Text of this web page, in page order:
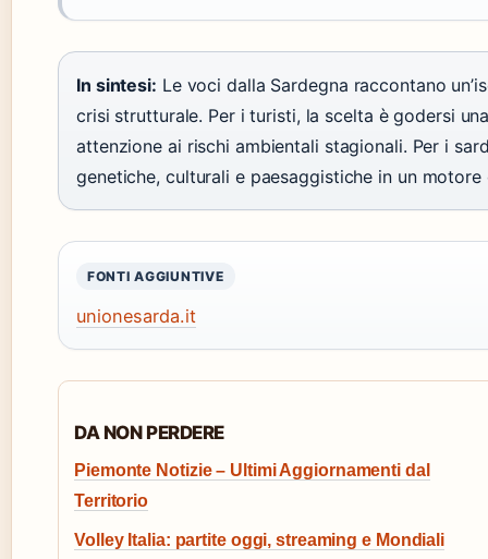
In sintesi: Le voci dalla Sardegna raccontano
crisi strutturale. Per i turisti, la scelta è godersi
attenzione ai rischi ambientali stagionali. Per i
genetiche, culturali e paesaggistiche in un
FONTI AGGIUNTIVE
unionesarda.it
DA NON PERDERE
Piemonte Notizie – Ultimi Aggiornamenti dal
Territorio
Volley Italia: partite oggi, streaming e Mondiali